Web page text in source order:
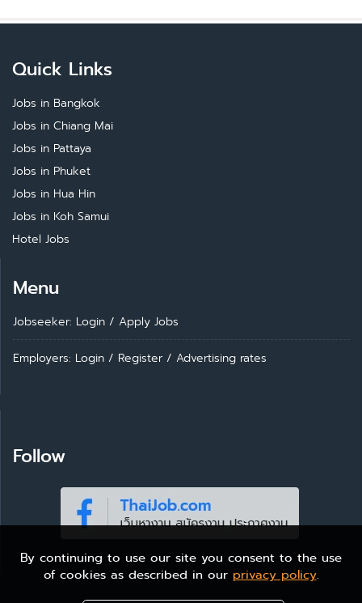
Quick Links
Jobs in Bangkok
Jobs in Chiang Mai
Jobs in Pattaya
Jobs in Phuket
Jobs in Hua Hin
Jobs in Koh Samui
Hotel Jobs
Menu
Jobseeker: Login / Apply Jobs
Employers: Login / Register / Advertising rates
Follow
By continuing to use our site you consent to the use
of cookies as described in our privacy policy.